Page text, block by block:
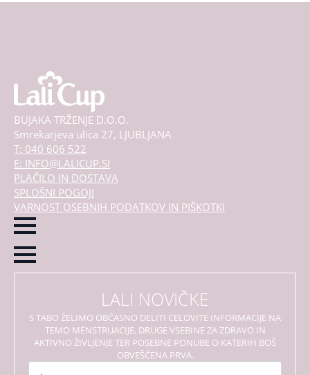
BUJAKA TRŽENJE D.O.O.
Smrekarjeva ulica 27, LJUBLJANA
T: 040 606 522
E: INFO@LALICUP.SI
PLAČILO IN DOSTAVA
SPLOŠNI POGOJI
VARNOST OSEBNIH PODATKOV IN PIŠKOTKI
LALI NOVIČKE
S TABO ŽELIMO OBČASNO DELITI CELOVITE INFORMACIJE NA
TEMO MENSTRUACIJE, DRUGE VSEBINE ZA ZDRAVO IN
AKTIVNO ŽIVLJENJE TER POSEBNE PONUBE O KATERIH BOŠ
OBVEŠČENA PRVA.
Ime